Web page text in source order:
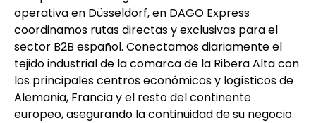
operativa en Düsseldorf, en DAGO Express
coordinamos rutas directas y exclusivas para el
sector B2B español. Conectamos diariamente el
tejido industrial de la comarca de la Ribera Alta con
los principales centros económicos y logísticos de
Alemania, Francia y el resto del continente
europeo, asegurando la continuidad de su negocio.